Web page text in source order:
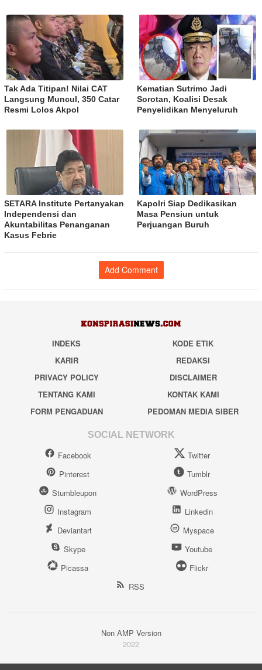
Tak Ada Titipan! Nilai CAT
Langsung Muncul, 350 Catar
Resmi Lolos Akpol
Kematian Sutrimo Jadi
Sorotan, Koalisi Desak
Penyelidikan Menyeluruh
SETARA Institute Pertanyakan
Independensi dan
Akuntabilitas Penanganan
Kasus Febrie
Kapolri Siap Dedikasikan
Masa Pensiun untuk
Perjuangan Buruh
Add Comment
INDEKS
KODE ETIK
KARIR
REDAKSI
PRIVACY POLICY
DISCLAIMER
TENTANG KAMI
KONTAK KAMI
FORM PENGADUAN
PEDOMAN MEDIA SIBER
SOCIAL NETWORK
Facebook
Twitter
Pinterest
Tumblr
Stumbleupon
WordPress
Instagram
Linkedin
Deviantart
Myspace
Skype
Youtube
Picassa
Flickr
RSS
Non AMP Version
2022